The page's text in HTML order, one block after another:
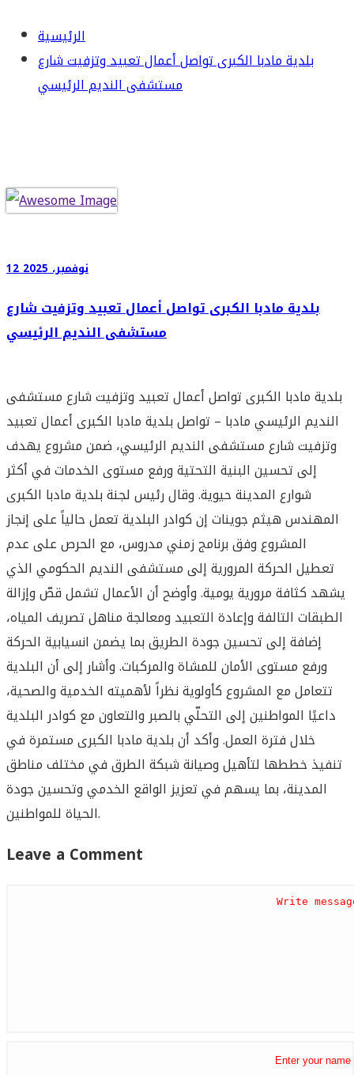
الرئيسية
بلدية مادبا الكبرى تواصل أعمال تعبيد وتزفيت شارع
مستشفى النديم الرئيسي
12 نوفمبر، 2025
بلدية مادبا الكبرى تواصل أعمال تعبيد وتزفيت شارع
مستشفى النديم الرئيسي
بلدية مادبا الكبرى تواصل أعمال تعبيد وتزفيت شارع مستشفى
النديم الرئيسي مادبا – تواصل بلدية مادبا الكبرى أعمال تعبيد
وتزفيت شارع مستشفى النديم الرئيسي، ضمن مشروع يهدف
إلى تحسين البنية التحتية ورفع مستوى الخدمات في أكثر
شوارع المدينة حيوية. وقال رئيس لجنة بلدية مادبا الكبرى
المهندس هيثم جوينات إن كوادر البلدية تعمل حالياً على إنجاز
المشروع وفق برنامج زمني مدروس، مع الحرص على عدم
تعطيل الحركة المرورية إلى مستشفى النديم الحكومي الذي
يشهد كثافة مرورية يومية. وأوضح أن الأعمال تشمل قصّ وإزالة
الطبقات التالفة وإعادة التعبيد ومعالجة مناهل تصريف المياه،
إضافة إلى تحسين جودة الطريق بما يضمن انسيابية الحركة
ورفع مستوى الأمان للمشاة والمركبات. وأشار إلى أن البلدية
تتعامل مع المشروع كأولوية نظراً لأهميته الخدمية والصحية،
داعيًا المواطنين إلى التحلّي بالصبر والتعاون مع كوادر البلدية
خلال فترة العمل. وأكد أن بلدية مادبا الكبرى مستمرة في
تنفيذ خططها لتأهيل وصيانة شبكة الطرق في مختلف مناطق
المدينة، بما يسهم في تعزيز الواقع الخدمي وتحسين جودة
الحياة للمواطنين.
Leave a Comment